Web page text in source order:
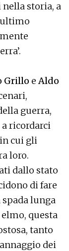
nella storia, a
Grillo eAldo
guerra,
ricordarci
cui gli
loro.
dallo stato
di fare
spada lunga
questa
tanto
dei